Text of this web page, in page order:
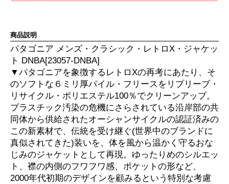
商品説明
パタゴニア メンズ・クラシック・レトロX・ジャケッ
ト DNBA[23057-DNBA]
▼パタゴニアを象徴するレトロXの再考にあたり、そ
のソフトな６ミリ厚パイル・フリースをリプリーブ・
リサイクル・ポリエステル100％でクリーンアップ。
プラスチック汚染の危機にさらされている沿岸部の共
同体から供給されたオーシャンサイクルの認証済みの
この新素材で、伝統を受け継ぐ(世界中のブランドに
真似されてきた)装いを、体を風から温かく守るおな
じみのジャケットとして再現。ゆったりめのシルエッ
ト、襟の内側のフワフワ感、ポケットの形など、
2000年代初期のデザインを顧みるという特別な考慮